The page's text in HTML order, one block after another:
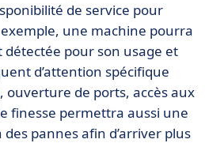
de service pour
une machine pourra
pour son usage et
d’attention spécifique
ouverture de ports, accès aux
finesse permettra aussi une
pannes afin d’arriver plus